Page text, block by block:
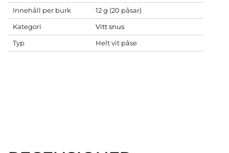
Innehåll per burk
12 g (20 påsar)
Kategori
Vitt snus
Typ
Helt vit påse